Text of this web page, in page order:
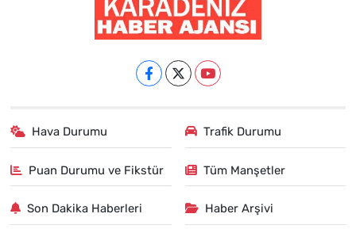
Hava Durumu Trafik Durumu
Puan Durumu ve Fikstür Tüm Manşetler
Son Dakika Haberleri Haber Arşivi